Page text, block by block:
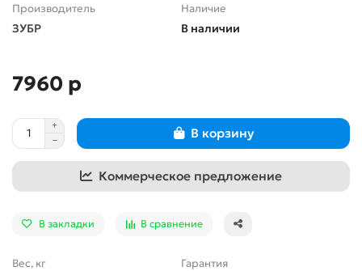
Производитель
ЗУБР
Наличие
В наличии
7960 р
В корзину
Коммерческое предложение
В закладки В сравнение
Вес, кг Гарантия